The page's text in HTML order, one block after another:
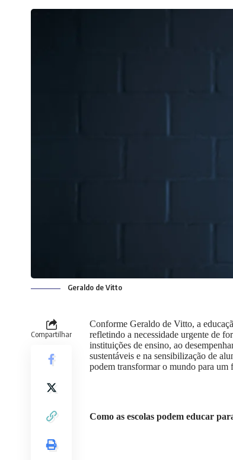
Geraldo de Vitto
Compartilhar
Conforme Geraldo de Vitto, a
refletindo a necessidade urgente de
instituições de ensino, ao
sustentáveis e na sensibilização de
podem transformar o mundo para
Como as escolas podem educar